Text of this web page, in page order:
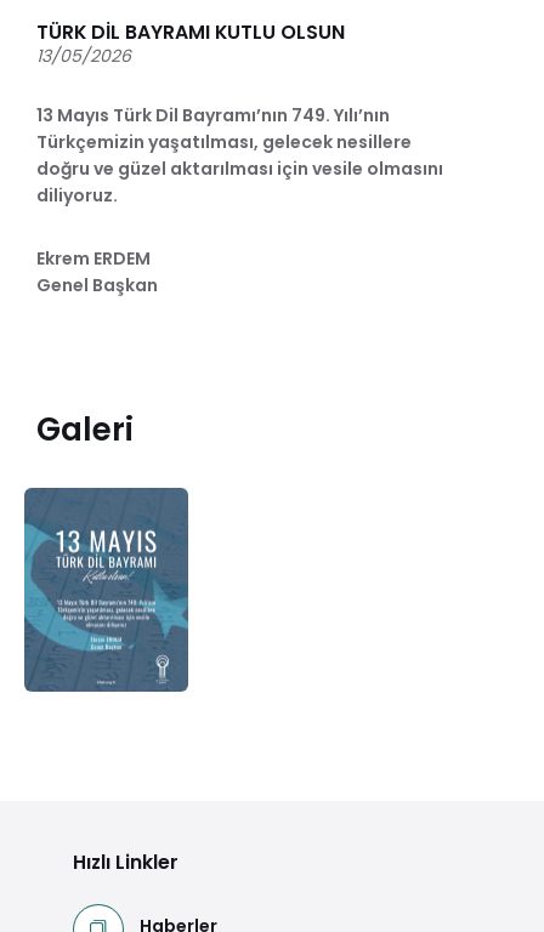
TÜRK DİL BAYRAMI KUTLU OLSUN
13/05/2026
13 Mayıs Türk Dil Bayramı’nın 749. Yılı’nın
Türkçemizin yaşatılması, gelecek nesillere
doğru ve güzel aktarılması için vesile olmasını
diliyoruz.
Ekrem ERDEM
Genel Başkan
Galeri
Hızlı Linkler
Haberler